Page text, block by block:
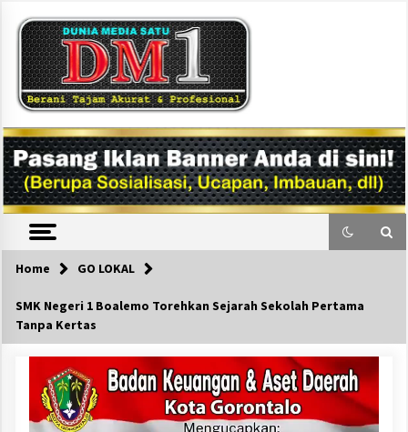
content
DM1
Home GO LOKAL
SMK Negeri 1 Boalemo Torehkan Sejarah Sekolah Pertama
Tanpa Kertas